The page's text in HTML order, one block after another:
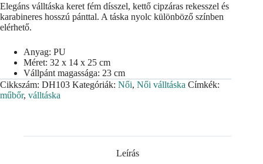
Elegáns válltáska keret fém dísszel, kettő cipzáras rekesszel és
karabineres hosszú pánttal. A táska nyolc különböző színben
elérhető.
Anyag: PU
Méret: 32 x 14 x 25 cm
Vállpánt magassága: 23 cm
Cikkszám: DH103 Kategóriák: Női, Női válltáska Címkék:
műbőr, válltáska
Leírás